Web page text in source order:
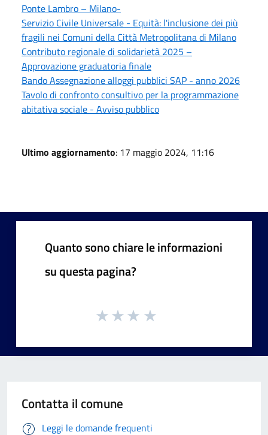
Ponte Lambro – Milano-
Servizio Civile Universale - Equità: l'inclusione dei più
fragili nei Comuni della Città Metropolitana di Milano
Contributo regionale di solidarietà 2025 –
Approvazione graduatoria finale
Bando Assegnazione alloggi pubblici SAP - anno 2026
Tavolo di confronto consultivo per la programmazione
abitativa sociale - Avviso pubblico
Ultimo aggiornamento: 17 maggio 2024, 11:16
Quanto sono chiare le informazioni
su questa pagina?
Contatta il comune
Leggi le domande frequenti